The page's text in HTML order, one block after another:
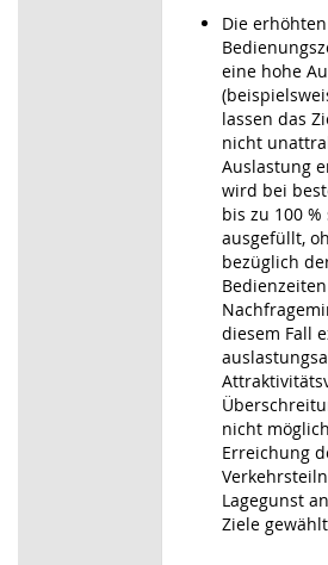
Die
eine hohe
lassen das
nicht
Auslastung
wird bei
bis zu 100
ausgefüllt,
bezüglich
diesem Fall
nicht
Erreichung
Lagegunst
Ziele